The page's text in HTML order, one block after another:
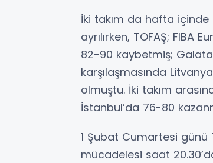
İki takım da hafta
ayrılırken, TOFAŞ; FIBA
82-90 kaybetmiş;
karşılaşmasında
olmuştu. İki takım
İstanbul’da 76-80
1 Şubat Cumartesi günü
mücadelesi saat